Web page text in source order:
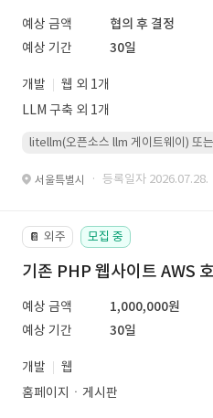
예상 금액
협의 후 결정
예상 기간
30일
개발
웹 외 1개
LLM 구축 외 1개
litellm(오픈소스 llm 게이트웨이) 또
서울특별시 · 등록일자 2026.07.28.
📔 외주 모집 중
기존 PHP 웹사이트 AWS
예상 금액
1,000,000원
예상 기간
30일
개발
웹
홈페이지ㆍ게시판